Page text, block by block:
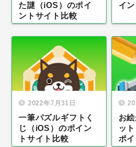
た謎（iOS）のポイ
ントサイト比較
イ
2022年7月31日
一筆パズルギフトく
じ（iOS）のポイン
トサイト比較
お
ッ
ポ